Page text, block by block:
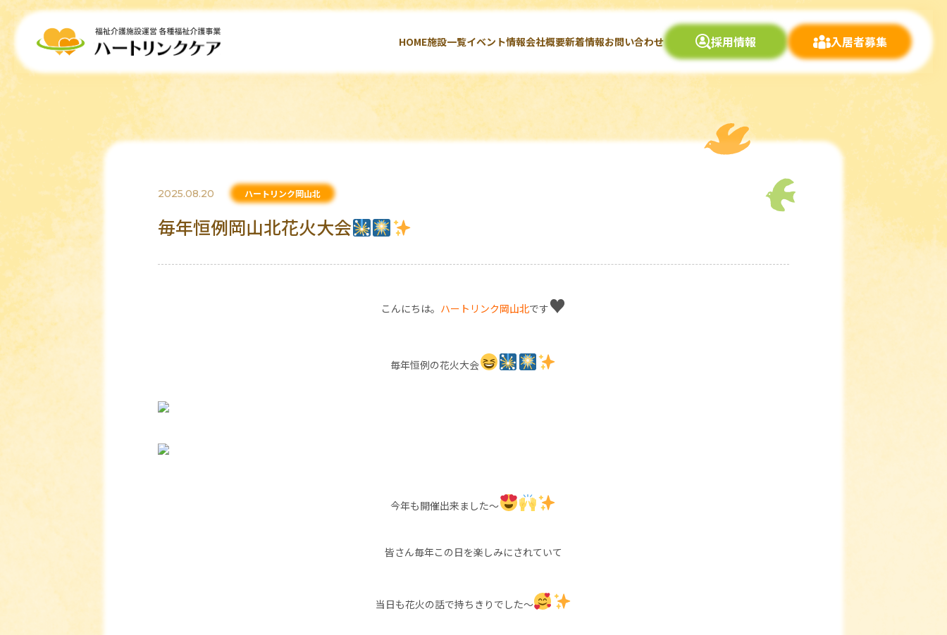
HOME施設一覧イベント情報会社概要新着情報お問い合わせ 採用情報 入居者募集
2025.08.20 ハートリンク岡山北
毎年恒例岡山北花火大会
こんにちは。 ハートリンク岡山北です♥️
毎年恒例の花火大会
今年も開催出来ました～
皆さん毎年この日を楽しみにされていて
当日も花火の話で持ちきりでした～